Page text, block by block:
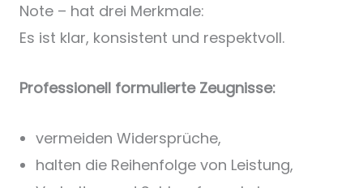
Note – hat drei Merkmale:
Es ist klar, konsistent und respektvoll.
Professionell formulierte Zeugnisse:
vermeiden Widersprüche,
halten die Reihenfolge von Leistung,